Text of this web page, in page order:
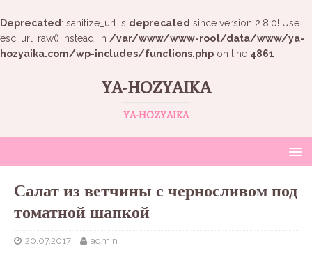
Deprecated : sanitize_url is deprecated since version 2.8.0! Use
esc_url_raw() instead. in /var/www/www-root/data/www/ya-
hozyaika.com/wp-includes/functions.php on line 4861
YA-HOZYAIKA
YA-HOZYAIKA
Салат из ветчины с черносливом под
томатной шапкой
20.07.2017 admin